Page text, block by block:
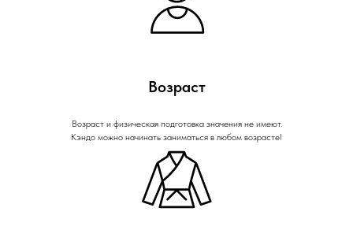
Возраст
Возраст и физическая подготовка значения не имеют.
Кэндо можно начинать заниматься в любом возрасте!